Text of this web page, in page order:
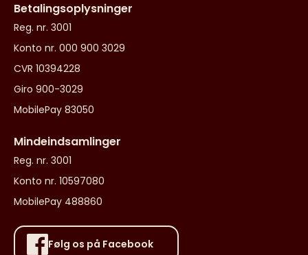
Betalingsoplysninger
Reg. nr. 3001
Konto nr. 000 900 3029
CVR 10394228
Giro 900-3029
MobilePay 83050
Mindeindsamlinger
Reg. nr. 3001
Konto nr. 10597080
MobilePay 488860
Følg os på Facebook